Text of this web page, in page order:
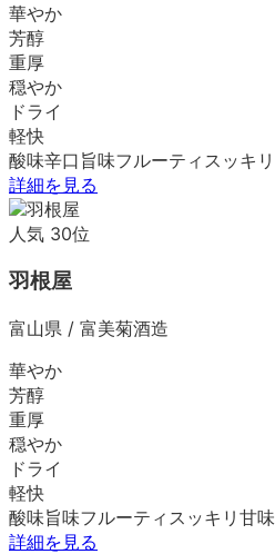
華やか
芳醇
重厚
穏やか
ドライ
軽快
酸味辛口 旨味フルーティ スッキリ
詳細を見る
人気 30位
羽根屋
富山県 / 富美菊酒造
華やか
芳醇
重厚
穏やか
ドライ
軽快
酸味旨味フルーティ スッキリ 甘味
詳細を見る